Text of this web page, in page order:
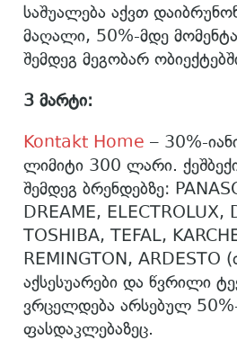
საშუალება აქვთ
მაღალი, 50%-მდე
შემდეგ მეგობარ
3 მარტი:
Kontakt Home – 30%-
ლიმიტი 300 ლარი.
შემდეგ ბრენდებზე:
DREAME, ELECTROLUX,
TOSHIBA, TEFAL,
REMINGTON, ARDESTO
აქსესუარები და წვრილი
ვრცელდება არსებულ
ფასდაკლებაზეც.